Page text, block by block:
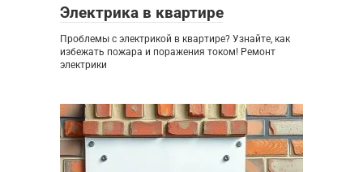
Электрика в квартире
Проблемы с электрикой в квартире? Узнайте, как
избежать пожара и поражения током! Ремонт
электрики